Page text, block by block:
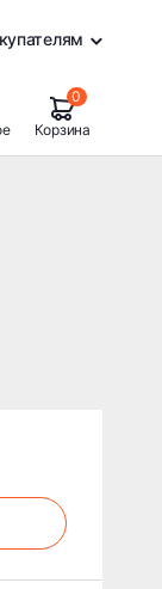
0
Корзина